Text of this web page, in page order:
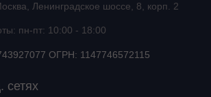
Ленинградское шоссе, 8, корп. 2
пн-пт: 10:00 - 18:00
ОГРН: 1147746572115
сетях